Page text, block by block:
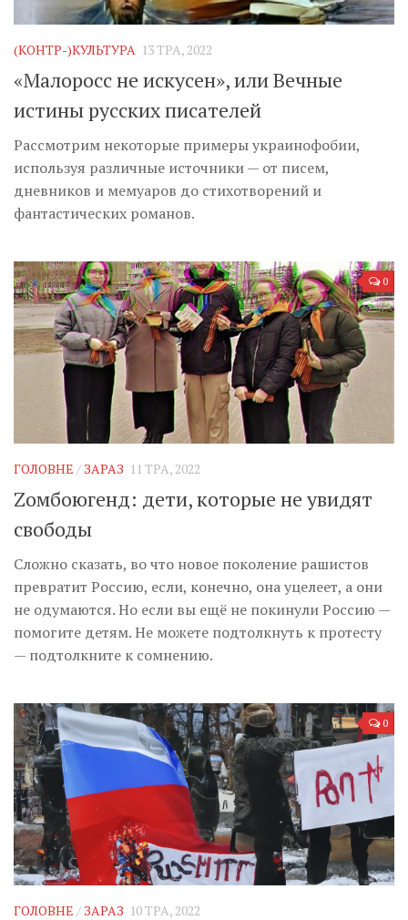
Inter/antinational
(КОНТР-)КУЛЬТУРА 13 ТРА, 2022
«Малоросс не искусен», или Вечные
истины русских писателей
Рассмотрим некоторые примеры украинофобии,
используя различные источники — от писем,
дневников и мемуаров до стихотворений и
фантастических романов.
0
ГОЛОВНЕ / ЗАРАЗ 11 ТРА, 2022
Zомбоюгенд: дети, которые не увидят
свободы
Сложно сказать, во что новое поколение рашистов
превратит Россию, если, конечно, она уцелеет, а они
не одумаются. Но если вы ещё не покинули Россию —
помогите детям. Не можете подтолкнуть к протесту
— подтолкните к сомнению.
0
ГОЛОВНЕ / ЗАРАЗ 10 ТРА, 2022